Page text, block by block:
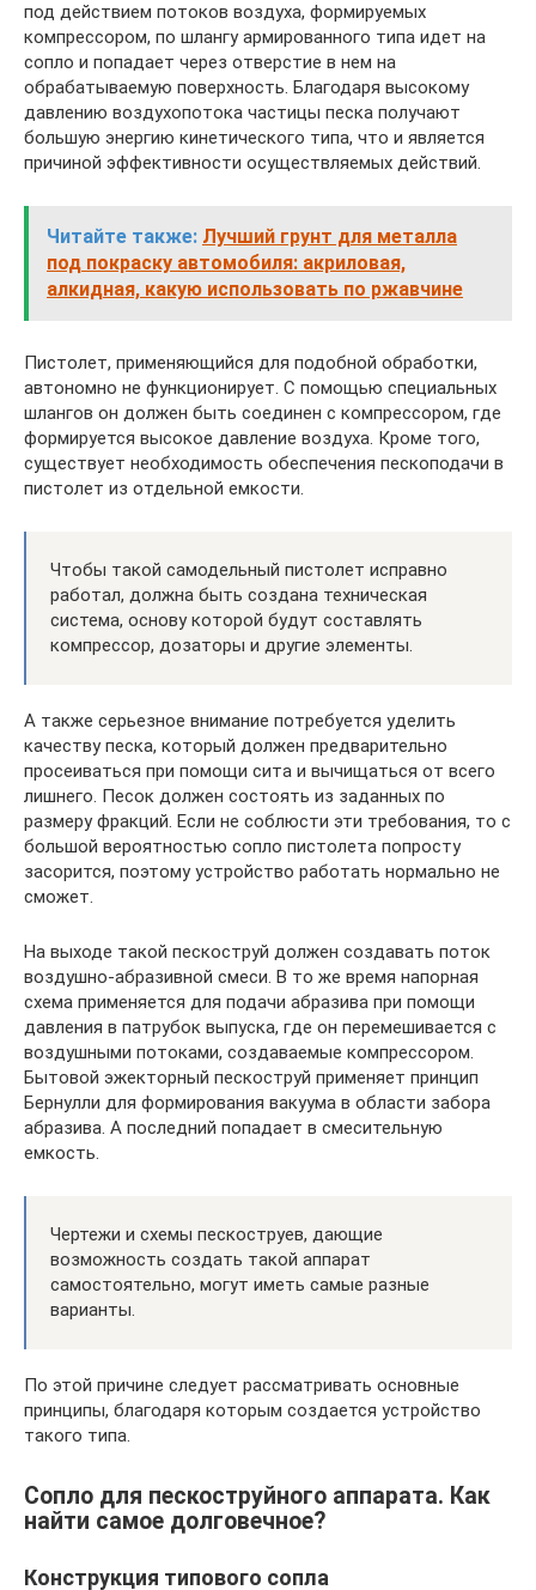
под действием потоков воздуха, формируемых
компрессором, по шлангу армированного типа идет на
сопло и попадает через отверстие в нем на
обрабатываемую поверхность. Благодаря высокому
давлению воздухопотока частицы песка получают
большую энергию кинетического типа, что и является
причиной эффективности осуществляемых действий.
Читайте также: Лучший грунт для металла
под покраску автомобиля: акриловая,
алкидная, какую использовать по ржавчине
Пистолет, применяющийся для подобной обработки,
автономно не функционирует. С помощью специальных
шлангов он должен быть соединен с компрессором, где
формируется высокое давление воздуха. Кроме того,
существует необходимость обеспечения пескоподачи в
пистолет из отдельной емкости.
Чтобы такой самодельный пистолет исправно
работал, должна быть создана техническая
система, основу которой будут составлять
компрессор, дозаторы и другие элементы.
А также серьезное внимание потребуется уделить
качеству песка, который должен предварительно
просеиваться при помощи сита и вычищаться от всего
лишнего. Песок должен состоять из заданных по
размеру фракций. Если не соблюсти эти требования, то с
большой вероятностью сопло пистолета попросту
засорится, поэтому устройство работать нормально не
сможет.
На выходе такой пескоструй должен создавать поток
воздушно-абразивной смеси. В то же время напорная
схема применяется для подачи абразива при помощи
давления в патрубок выпуска, где он перемешивается с
воздушными потоками, создаваемые компрессором.
Бытовой эжекторный пескоструй применяет принцип
Бернулли для формирования вакуума в области забора
абразива. А последний попадает в смесительную
емкость.
Чертежи и схемы пескоструев, дающие
возможность создать такой аппарат
самостоятельно, могут иметь самые разные
варианты.
По этой причине следует рассматривать основные
принципы, благодаря которым создается устройство
такого типа.
Сопло для пескоструйного аппарата. Как
найти самое долговечное?
Конструкция типового сопла